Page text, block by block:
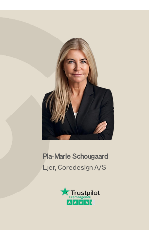
Pia-Marie Schougaard
Ejer, Coredesign A/S